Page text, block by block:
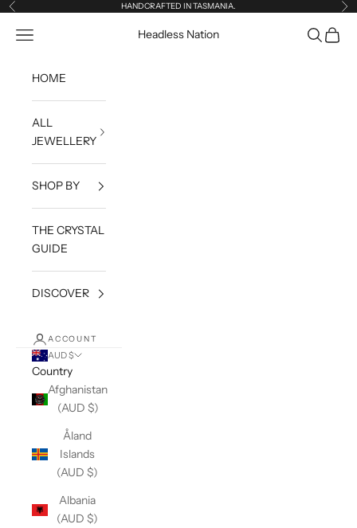
Skip to content
Previous HANDCRAFTED IN TASMANIA.
Headless Nation
Open navigation menu OpenOpen
HOME
ALL
JEWELLERY
SHOP BY
THE CRYSTAL
GUIDE
DISCOVER
ACCOUNT
AUD $
Country
Afghanistan
(AUD $)
Åland
Islands
(AUD $)
Albania
(AUD $)